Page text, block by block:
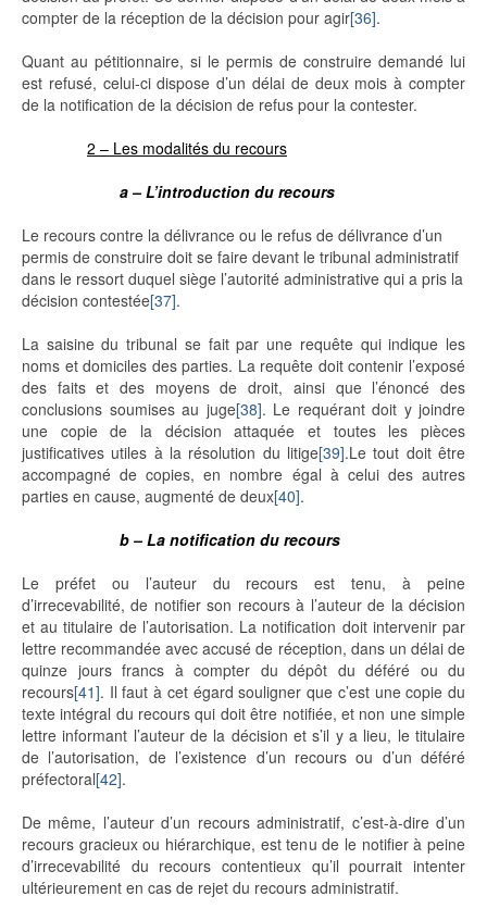
compter de la réception de la décision pour agir[36].
Quant au pétitionnaire, si le permis de construire demandé lui
est refusé, celui-ci dispose d’un délai de deux mois à compter
de la notification de la décision de refus pour la contester.
2 – Les modalités du recours
a – L’introduction du recours
Le recours contre la délivrance ou le refus de délivrance d’un
permis de construire doit se faire devant le tribunal administratif
dans le ressort duquel siège l’autorité administrative qui a pris la
décision contestée[37].
La saisine du tribunal se fait par une requête qui indique les
noms et domiciles des parties. La requête doit contenir l’exposé
des faits et des moyens de droit, ainsi que l’énoncé des
conclusions soumises au juge[38]. Le requérant doit y joindre
une copie de la décision attaquée et toutes les pièces
justificatives utiles à la résolution du litige[39].Le tout doit être
accompagné de copies, en nombre égal à celui des autres
parties en cause, augmenté de deux[40].
b – La notification du recours
Le préfet ou l’auteur du recours est tenu, à peine
d’irrecevabilité, de notifier son recours à l’auteur de la décision
et au titulaire de l’autorisation. La notification doit intervenir par
lettre recommandée avec accusé de réception, dans un délai de
quinze jours francs à compter du dépôt du déféré ou du
recours[41]. Il faut à cet égard souligner que c’est une copie du
texte intégral du recours qui doit être notifiée, et non une simple
lettre informant l’auteur de la décision et s’il y a lieu, le titulaire
de l’autorisation, de l’existence d’un recours ou d’un déféré
préfectoral[42].
De même, l’auteur d’un recours administratif, c’est-à-dire d’un
recours gracieux ou hiérarchique, est tenu de le notifier à peine
d’irrecevabilité du recours contentieux qu’il pourrait intenter
ultérieurement en cas de rejet du recours administratif.